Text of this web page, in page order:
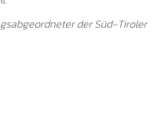
der Süd-Tiroler